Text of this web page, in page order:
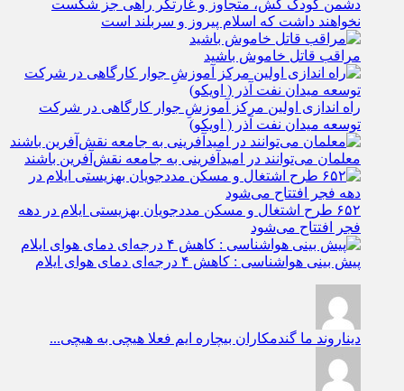
دشمن کودک کش، متجاوز و غارتگر راهی جز شکست
نخواهند داشت که اسلام پیروز و سربلند است
مراقب قاتل خاموش باشید
راه اندازی اولین مرکز آموزشِ جوار کارگاهی در شرکت
توسعه میدان نفت آذر ( اویکو)
معلمان می‌توانند در امیدآفرینی به جامعه نقش‌آفرین باشند
۶۵۲ طرح اشتغال و مسکن مددجویان بهزیستی ایلام در دهه
فجر افتتاح می‌شود
پیش بینی هواشناسی : کاهش ۴ درجه‌ای دمای هوای ایلام
دیناروند ما گندمکاران بیچاره ایم فعلا هیچی به هیچی...